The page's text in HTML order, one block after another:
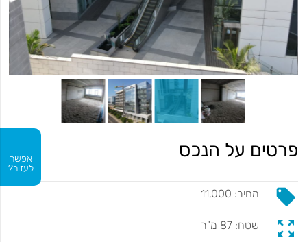
אפשר
לעזור?
פרטים על הנכס
local_offer מחיר: 11,000
zoom_out_map שטח: 87 מ"ר